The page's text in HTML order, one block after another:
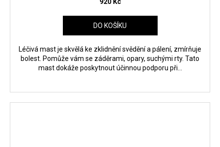
DO KOŠÍKU
Léčivá mast je skvělá ke zklidnění svědění a pálení, zmírňuje
bolest. Pomůže vám se záděrami, opary, suchými rty. Tato
mast dokáže poskytnout účinnou podporu při...